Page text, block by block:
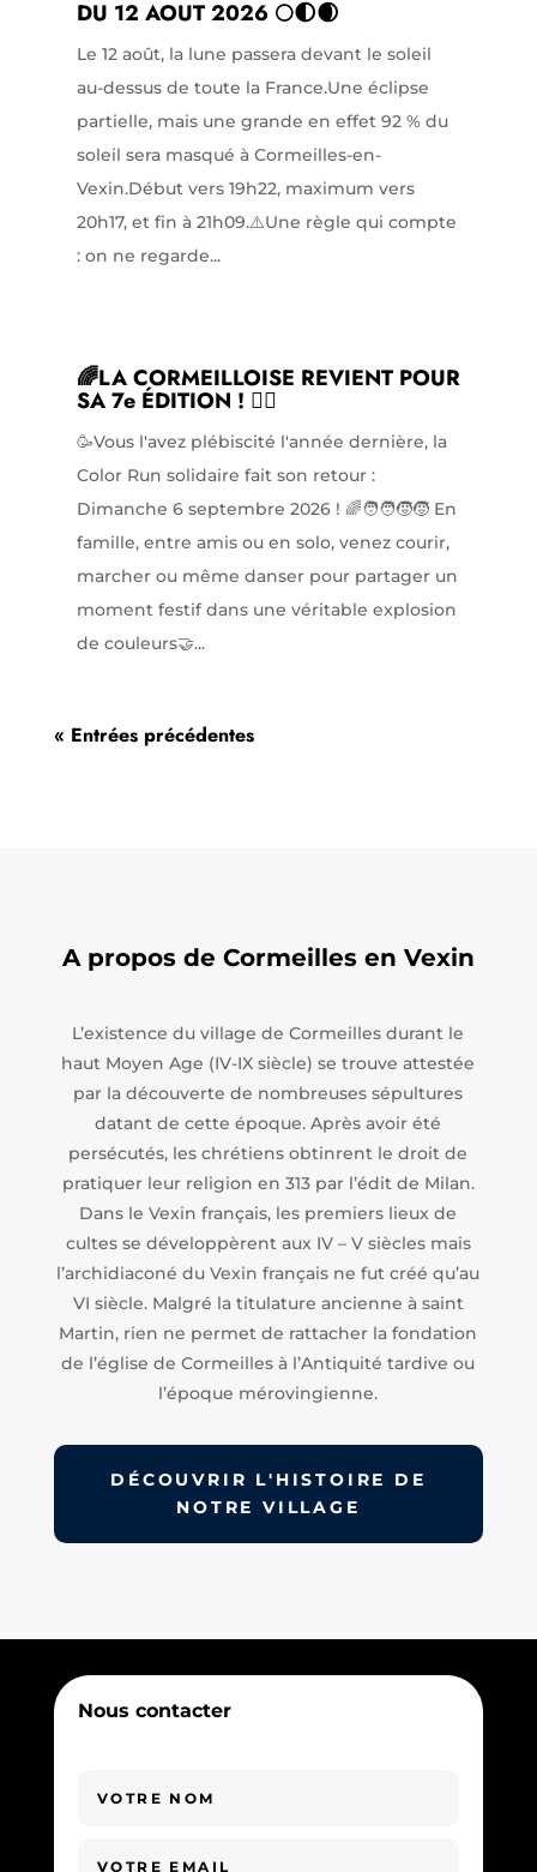
DU 12 AOUT 2026 🌕🌓🌒
Le 12 août, la lune passera devant le soleil
au-dessus de toute la France.Une éclipse
partielle, mais une grande en effet 92 % du
soleil sera masqué à Cormeilles-en-
Vexin.Début vers 19h22, maximum vers
20h17, et fin à 21h09.⚠️Une règle qui compte
: on ne regarde...
🌈LA CORMEILLOISE REVIENT POUR
SA 7e ÉDITION ! 🏃‍♀️
🥳Vous l'avez plébiscité l'année dernière, la
Color Run solidaire fait son retour :
Dimanche 6 septembre 2026 ! 🌈🧑‍🧑‍🧒‍🧒 En
famille, entre amis ou en solo, venez courir,
marcher ou même danser pour partager un
moment festif dans une véritable explosion
de couleurs🤝...
« Entrées précédentes
A propos de Cormeilles en Vexin
L’existence du village de Cormeilles durant le
haut Moyen Age (IV-IX siècle) se trouve attestée
par la découverte de nombreuses sépultures
datant de cette époque. Après avoir été
persécutés, les chrétiens obtinrent le droit de
pratiquer leur religion en 313 par l’édit de Milan.
Dans le Vexin français, les premiers lieux de
cultes se développèrent aux IV – V siècles mais
l’archidiaconé du Vexin français ne fut créé qu’au
VI siècle. Malgré la titulature ancienne à saint
Martin, rien ne permet de rattacher la fondation
de l’église de Cormeilles à l’Antiquité tardive ou
l’époque mérovingienne.
DÉCOUVRIR L'HISTOIRE DE
NOTRE VILLAGE
Nous contacter